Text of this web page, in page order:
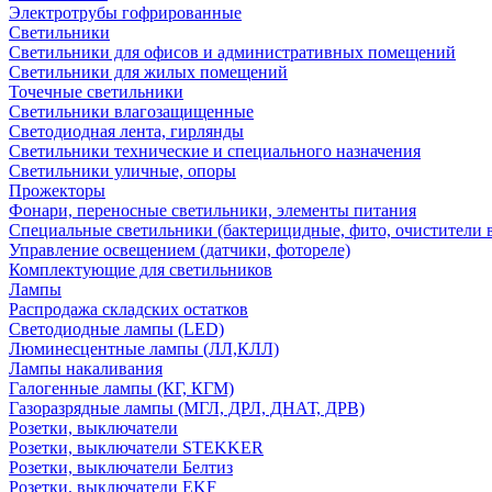
Электротрубы гофрированные
Светильники
Светильники для офисов и административных помещений
Светильники для жилых помещений
Точечные светильники
Светильники влагозащищенные
Светодиодная лента, гирлянды
Светильники технические и специального назначения
Светильники уличные, опоры
Прожекторы
Фонари, переносные светильники, элементы питания
Специальные светильники (бактерицидные, фито, очистители
Управление освещением (датчики, фотореле)
Комплектующие для светильников
Лампы
Распродажа складских остатков
Светодиодные лампы (LED)
Люминесцентные лампы (ЛЛ,КЛЛ)
Лампы накаливания
Галогенные лампы (КГ, КГМ)
Газоразрядные лампы (МГЛ, ДРЛ, ДНАТ, ДРВ)
Розетки, выключатели
Розетки, выключатели STEKKER
Розетки, выключатели Белтиз
Розетки, выключатели EKF